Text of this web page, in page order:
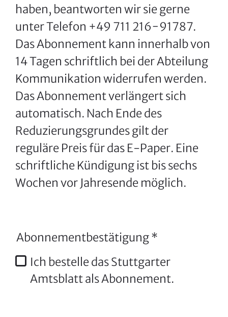
haben, beantworten wir sie gerne
unter Telefon +49 711 216−91787.
Das Abonnement kann innerhalb von
14 Tagen schriftlich bei der Abteilung
Kommunikation widerrufen werden.
Das Abonnement verlängert sich
automatisch. Nach Ende des
Reduzierungsgrundes gilt der
reguläre Preis für das E-Paper. Eine
schriftliche Kündigung ist bis sechs
Wochen vor Jahresende möglich.
Abonnementbestätigung*
Ich bestelle das Stuttgarter
Amtsblatt als Abonnement.